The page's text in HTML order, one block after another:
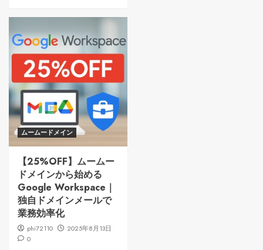
ムームードメイン
【25%OFF】ムームー
ドメインから始める
Google Workspace｜
独自ドメインメールで
業務効率化
phi72110
2025年8月13日
0